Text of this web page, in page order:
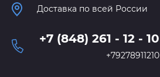
+7 (848) 261 - 12 - 10
+79278911210
Доставка по всей России